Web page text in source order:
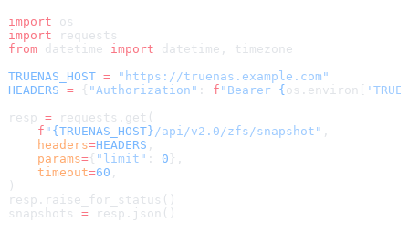
import os
import requests
from datetime import datetime, timezone
TRUENAS_HOST = "https://truenas.example.com"
HEADERS = { "Authorization" : f "Bearer { os.environ[
resp = requests.get(
    f
" {TRUENAS_HOST} /api/v2.0/zfs/snapshot" ,
    headers
=HEADERS ,
    params
={ "limit" : 0 },
    timeout
=60 ,
)
resp.raise_for_status()
snapshots = resp.json()